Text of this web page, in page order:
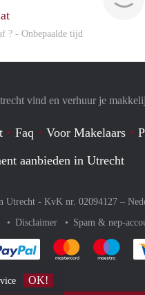
? - Onbepaalde tijd
vind en verhuur je
Faq Voor Makelaars
aanbieden in Utrecht
Utrecht - KvK nr. 02094127 –
Disclaimer Spam & nep-
Je rekent gemakkelijk af
Je rekent Je
OK!